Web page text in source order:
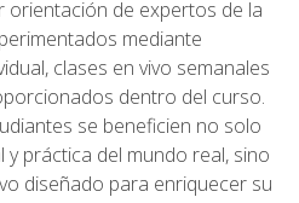
orientación de expertos de la
mediante
clases en vivo semanales
dentro del curso.
se beneficien no solo
práctica del mundo real, sino
diseñado para enriquecer su